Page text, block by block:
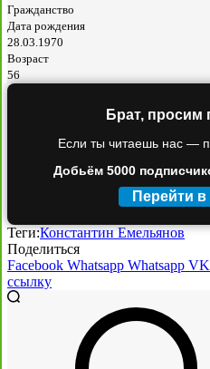
Гражданство
Дата рождения
28.03.1970
Возраст
56
Брат, просим
Если ты читаешь нас —
Добьём 5000
Перейти в
Теги:Константин Емельянов
Поделиться
Facebook Whatsapp Whatsapp
ссылку